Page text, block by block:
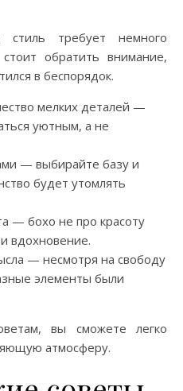
требует немного
обратить внимание,
в беспорядок.
мелких деталей —
уютным, а не
— выбирайте базу и
будет утомлять
— бохо не про красоту
вдохновение.
— несмотря на свободу
элементы были
вы сможете легко
атмосферу.